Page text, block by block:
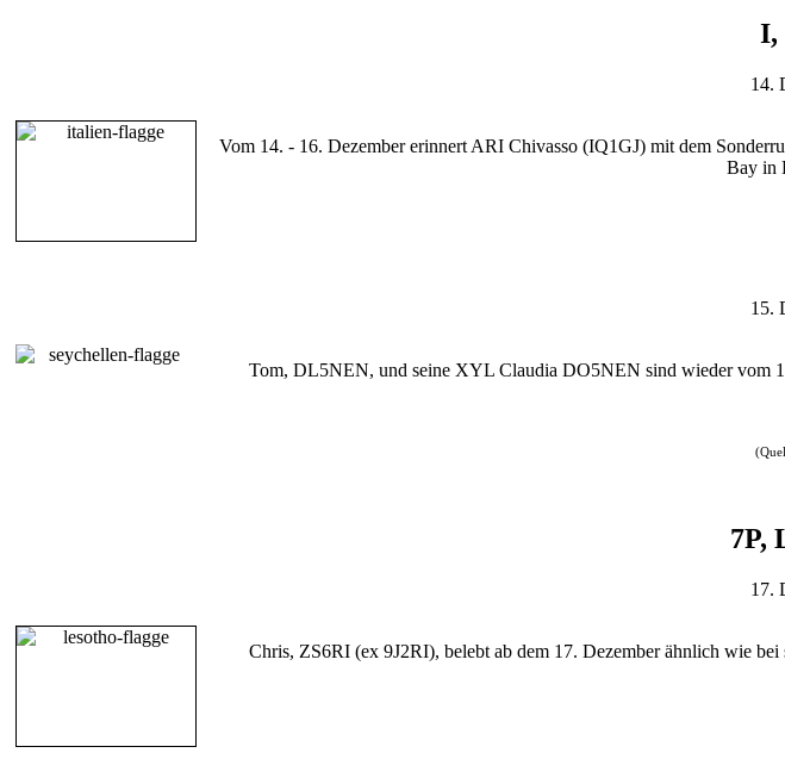
I,
14.
Vom 14. - 16. Dezember erinnert ARI Chivasso (IQ1GJ) mit dem
Bay in
15.
Tom, DL5NEN, und seine XYL Claudia DO5NEN sind wieder vom
7P,
17.
Chris, ZS6RI (ex 9J2RI), belebt ab dem 17. Dezember ähnlich wie